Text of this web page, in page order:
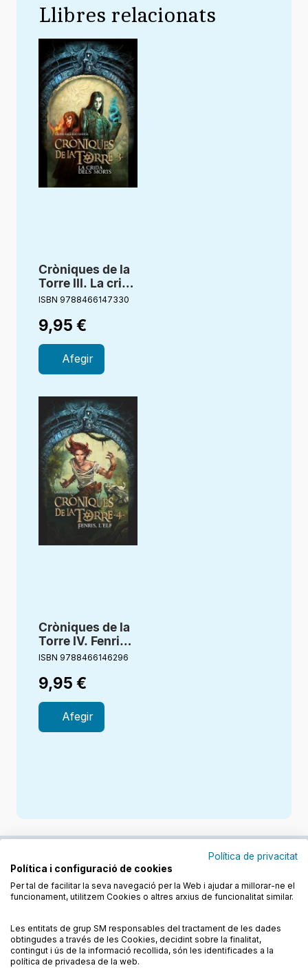
Llibres relacionats
Cròniques de la
Torre III. La crida
dels morts
ISBN 9788466147330
9,95 €
Afegir
Cròniques de la
Torre IV. Fenris,
l’elf
ISBN 9788466146296
9,95 €
Afegir
Descobreix els llibres a les llengües cooficials
Política de privacitat
Política i configuració de cookies
Per tal de facilitar la seva navegació per la Web i ajudar a millorar-ne el
funcionament, utilitzem Cookies o altres arxius de funcionalitat similar.
Les entitats de grup SM responsables del tractament de les dades
obtingudes a través de les Cookies, decidint sobre la finalitat,
contingut i ús de la informació recollida, són les identificades a la
política de privadesa de la web.